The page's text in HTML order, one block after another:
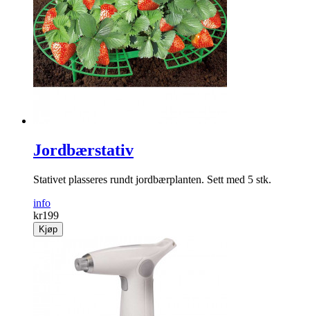
Jordbærstativ
Stativet plasseres rundt jordbærplanten. Sett med 5 stk.
info
kr199
Kjøp